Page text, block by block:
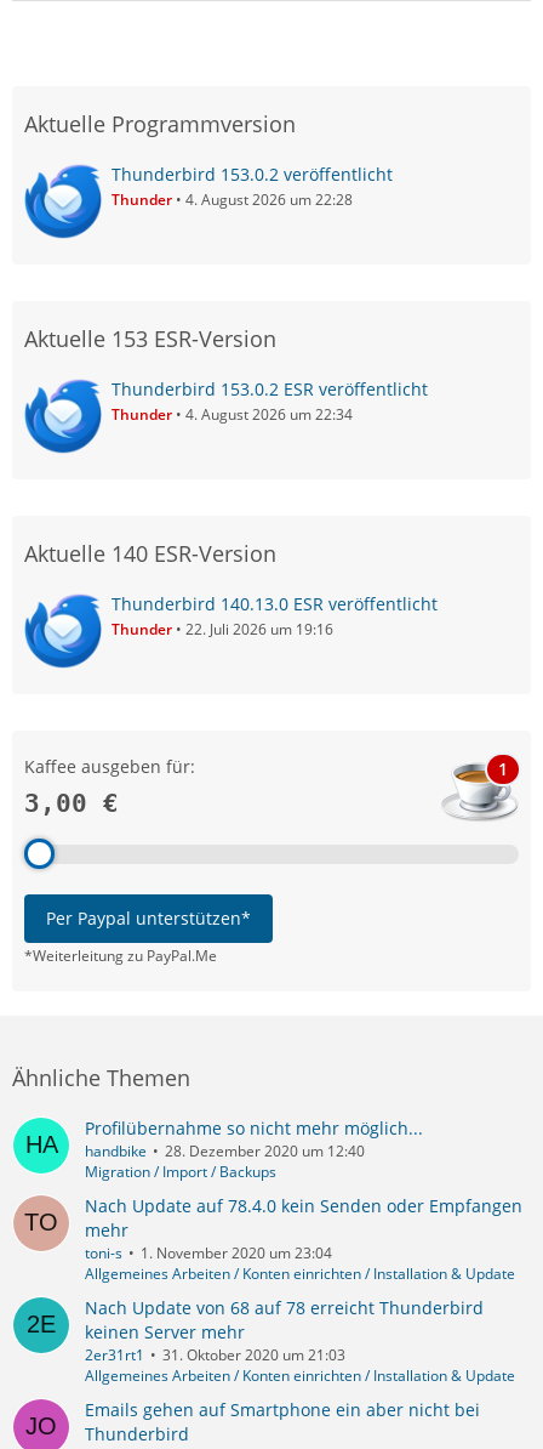
Wenn du verifizieren willst, ob es ein Problem auf
Serverseite ist, probiere es einfach mal mit einem
anderen Mailprogramm, z.B. mit Windows Mail oder
einem am Smartphone (aber nicht mit einer App von
Vodafone).
anscheinend funktionierenden Webclient benutzen.
Aktuelle Programmversion
Thunderbird 153.0.2 veröffentlicht
Thunder 4. August 2026 um 22:28
Aktuelle 153 ESR-Version
Thunderbird 153.0.2 ESR veröffentlicht
Thunder 4. August 2026 um 22:34
Aktuelle 140 ESR-Version
Thunderbird 140.13.0 ESR veröffentlicht
Thunder 22. Juli 2026 um 19:16
Kaffee ausgeben für:
3,00 €
1
Per Paypal unterstützen*
*Weiterleitung zu PayPal.Me
Ähnliche Themen
Profilübernahme so nicht mehr möglich...
handbike
28. Dezember 2020 um 12:40
Migration / Import / Backups
Nach Update auf 78.4.0 kein Senden oder Empfangen
mehr
toni-s
1. November 2020 um 23:04
Allgemeines Arbeiten / Konten einrichten / Installation & Update
Nach Update von 68 auf 78 erreicht Thunderbird
keinen Server mehr
2er31rt1
31. Oktober 2020 um 21:03
Allgemeines Arbeiten / Konten einrichten / Installation & Update
Emails gehen auf Smartphone ein aber nicht bei
Thunderbird